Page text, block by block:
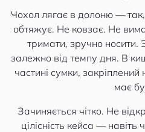
Чохол лягає в долоню —
обтяжує. Не ковзає. Не
тримати, зручно
залежно від темпу дня. В
частині сумки,
має
Зачиняється чітко. Не
цілісність кейса —